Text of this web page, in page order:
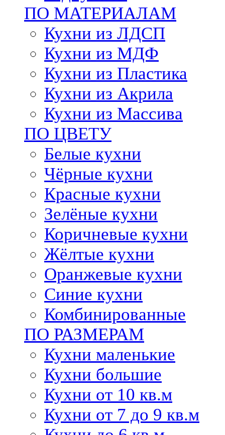
ПО МАТЕРИАЛАМ
Кухни из ЛДСП
Кухни из МДФ
Кухни из Пластика
Кухни из Акрила
Кухни из Массива
ПО ЦВЕТУ
Белые кухни
Чёрные кухни
Красные кухни
Зелёные кухни
Коричневые кухни
Жёлтые кухни
Оранжевые кухни
Синие кухни
Комбинированные
ПО РАЗМЕРАМ
Кухни маленькие
Кухни большие
Кухни от 10 кв.м
Кухни от 7 до 9 кв.м